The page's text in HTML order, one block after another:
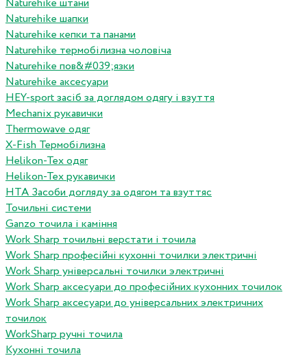
Naturehike штани
Naturehike шапки
Naturehike кепки та панами
Naturehike термобілизна чоловіча
Naturehike пов&#039;язки
Naturehike аксесуари
HEY-sport засіб за доглядом одягу і взуття
Mechanix рукавички
Thermowave одяг
X-Fish Термобілизна
Helikon-Tex одяг
Helikon-Tex рукавички
HTA Засоби догляду за одягом та взуттяс
Точильні системи
Ganzo точила і каміння
Work Sharp точильні верстати і точила
Work Sharp професiйнi кухоннi точилки электричнi
Work Sharp унiверсальнi точилки электричнi
Work Sharp аксесуари до професiйних кухонних точилок
Work Sharp аксесуари до унiверсальних электричних
точилок
WorkSharp ручні точила
Кухонні точила